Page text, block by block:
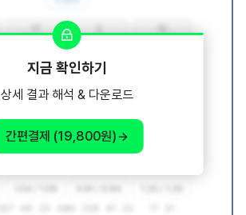
지금 확인하기
상세 결과 해석 & 다운로드
간편결제 (19,800원)